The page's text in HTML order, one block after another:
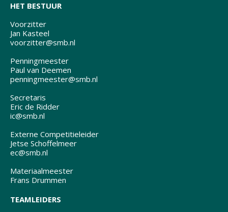
HET BESTUUR
Voorzitter
Jan Kasteel
voorzitter@smb.nl
Penningmeester
Paul van Deemen
penningmeester@smb.nl
Secretaris
Eric de Ridder
ic@smb.nl
Externe Competitieleider
Jetse Schoffelmeer
ec@smb.nl
Materiaalmeester
Frans Drummen
TEAMLEIDERS